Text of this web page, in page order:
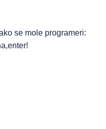
se mole programeri: